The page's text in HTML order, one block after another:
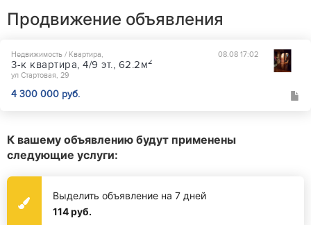
Продвижение объявления
08.08 17:02
Недвижимость / Квартира,
3-к квартира, 4/9 эт., 62.2м2
ул Стартовая, 29
4 300 000 руб.
К вашему объявлению будут применены
следующие услуги:
Выделить объявление на 7 дней
114 руб.